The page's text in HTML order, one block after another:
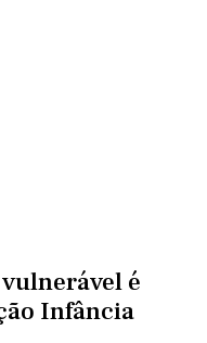
é
Infância